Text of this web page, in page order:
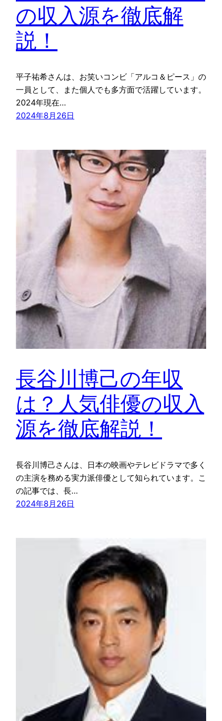
の収入源を徹底解
説！
平子祐希さんは、お笑いコンビ「アルコ＆ピース」の
一員として、また個人でも多方面で活躍しています。
2024年現在…
2024年8月26日
長谷川博己の年収
は？人気俳優の収入
源を徹底解説！
長谷川博己さんは、日本の映画やテレビドラマで多く
の主演を務める実力派俳優として知られています。こ
の記事では、長…
2024年8月26日